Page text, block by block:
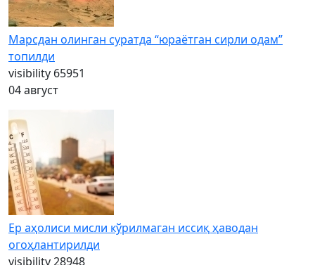
Марсдан олинган суратда “юраётган сирли одам”
топилди
visibility 65951
04 август
Ер аҳолиси мисли кўрилмаган иссиқ ҳаводан
огоҳлантирилди
visibility28948